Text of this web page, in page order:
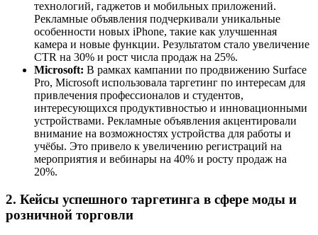
технологий, гаджетов и мобильных приложений.
Рекламные объявления подчеркивали уникальные
особенности новых iPhone, такие как улучшенная
камера и новые функции. Результатом стало увеличение
CTR на 30% и рост числа продаж на 25%.
Microsoft: В рамках кампании по продвижению Surface
Pro, Microsoft использовала таргетинг по интересам для
привлечения профессионалов и студентов,
интересующихся продуктивностью и инновационными
устройствами. Рекламные объявления акцентировали
внимание на возможностях устройства для работы и
учёбы. Это привело к увеличению регистраций на
мероприятия и вебинары на 40% и росту продаж на
20%.
2. Кейсы успешного таргетинга в сфере моды и
розничной торговли